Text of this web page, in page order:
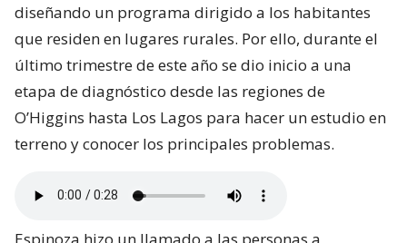
diseñando un programa dirigido a los habitantes
que residen en lugares rurales. Por ello, durante el
último trimestre de este año se dio inicio a una
etapa de diagnóstico desde las regiones de
O’Higgins hasta Los Lagos para hacer un estudio en
terreno y conocer los principales problemas.
Espinoza hizo un llamado a las personas a